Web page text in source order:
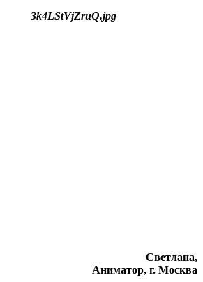
Светлана,
Аниматор, г. Москва